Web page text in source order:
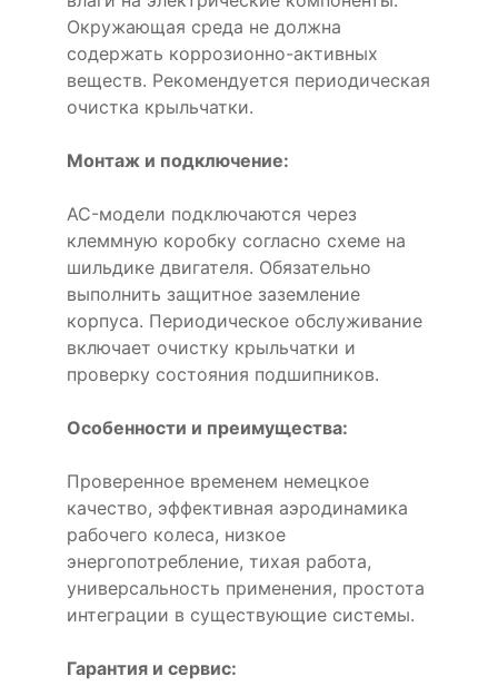
Окружающая среда не должна
содержать коррозионно-активных
веществ. Рекомендуется периодическая
очистка крыльчатки.
Монтаж и подключение:
AC-модели подключаются через
клеммную коробку согласно схеме на
шильдике двигателя. Обязательно
выполнить защитное заземление
корпуса. Периодическое обслуживание
включает очистку крыльчатки и
проверку состояния подшипников.
Особенности и преимущества:
Проверенное временем немецкое
качество, эффективная аэродинамика
рабочего колеса, низкое
энергопотребление, тихая работа,
универсальность применения, простота
интеграции в существующие системы.
Гарантия и сервис: